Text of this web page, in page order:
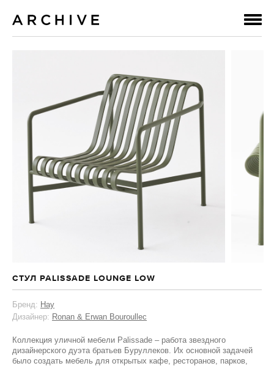
СТУЛ PALISSADE LOUNGE LOW
Бренд: Hay
Дизайнер: Ronan & Erwan Bouroullec
Коллекция уличной мебели Palissade – работа звездного
дизайнерского дуэта братьев Буруллеков. Их основной задачей
было создать мебель для открытых кафе, ресторанов, парков,